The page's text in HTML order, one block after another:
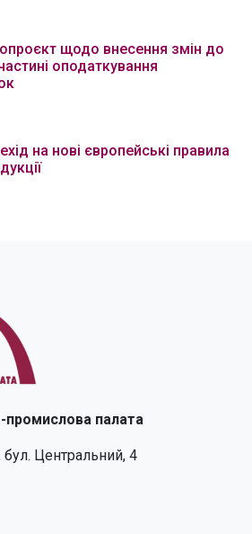
щодо внесення змін до
оподаткування
на нові європейські правила
промислова палата
Центральний, 4